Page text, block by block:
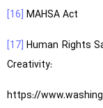
[16] MAHSA Act
[17] Human Rights
Creativity:
https://